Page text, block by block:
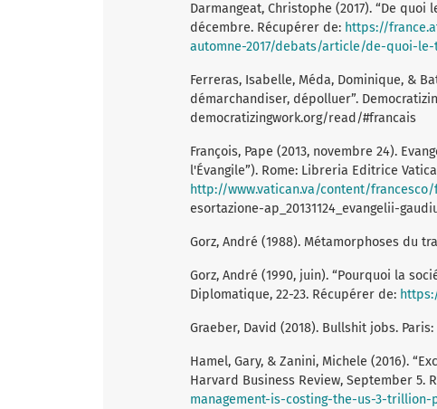
Darmangeat, Christophe (2017). “De
décembre. Récupérer de: https://
automne-2017/debats/article/de-quoi-
Ferreras, Isabelle, Méda, Dominique, &
démarchandiser, dépolluer”.
democratizingwork.org/read/#francais
François, Pape (2013, novembre 24).
l'Évangile”). Rome: Libreria Editrice
http://www.vatican.va/content/
esortazione-ap_20131124_evangelii-
Gorz, André (1988). Métamorphoses du
Gorz, André (1990, juin). “Pourquoi la
Diplomatique, 22-23. Récupérer de:
Graeber, David (2018). Bullshit jobs.
Hamel, Gary, & Zanini, Michele (2016).
Harvard Business Review, September 5.
management-is-costing-the-us-3-trillion-